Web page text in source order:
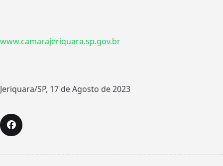
www.camarajeriquara.sp.gov.br
Jeriquara/SP, 17 de Agosto de 2023